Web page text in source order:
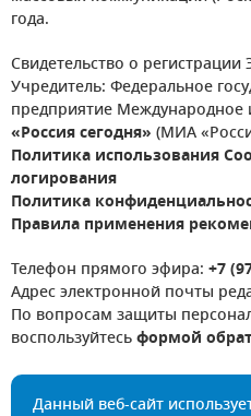
года.
Свидетельство о
Учредитель: Федеральное
предприятие Международное
«Россия сегодня» (МИА
Политика использования
логирования
Политика
Правила применения
Телефон прямого эфира: +7
Адрес электронной почты
По вопросам защиты
воспользуйтесьформой
Данный веб-сайт